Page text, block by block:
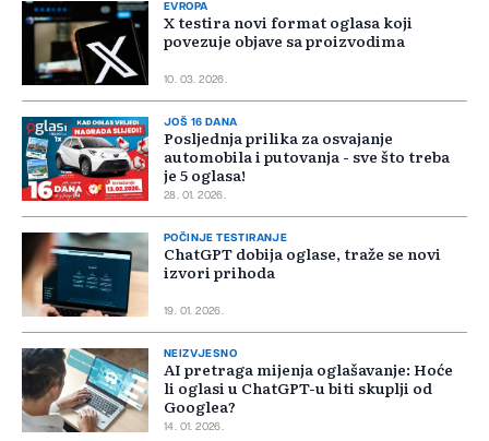
EVROPA
X testira novi format oglasa koji
povezuje objave sa proizvodima
10. 03. 2026.
JOŠ 16 DANA
Posljednja prilika za osvajanje
automobila i putovanja - sve što treba
je 5 oglasa!
28. 01. 2026.
POČINJE TESTIRANJE
ChatGPT dobija oglase, traže se novi
izvori prihoda
19. 01. 2026.
NEIZVJESNO
AI pretraga mijenja oglašavanje: Hoće
li oglasi u ChatGPT-u biti skuplji od
Googlea?
14. 01. 2026.